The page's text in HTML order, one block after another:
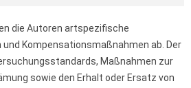
die Autoren artspezifische
Kompensationsmaßnahmen ab. Der
Maßnahmen zur
sowie den Erhalt oder Ersatz von